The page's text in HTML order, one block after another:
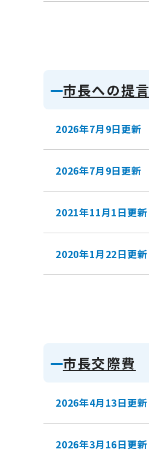
市長への提言
2026年7月9日更新
2026年7月9日更新
2021年11月1日更新
2020年1月22日更新
市長交際費
2026年4月13日更新
2026年3月16日更新